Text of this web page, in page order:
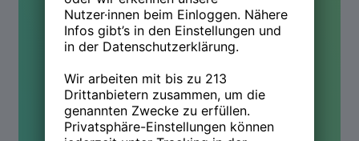
mehr wissen? Wir sind für Dich
da!
Kontakt aufnehmen